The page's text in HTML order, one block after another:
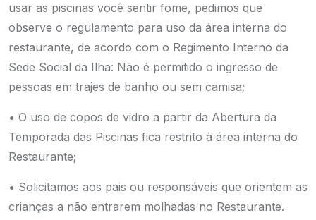
usar as piscinas você sentir fome, pedimos que
observe o regulamento para uso da área interna do
restaurante, de acordo com o Regimento Interno da
Sede Social da Ilha: Não é permitido o ingresso de
pessoas em trajes de banho ou sem camisa;
• O uso de copos de vidro a partir da Abertura da
Temporada das Piscinas fica restrito à área interna do
Restaurante;
• Solicitamos aos pais ou responsáveis que orientem as
crianças a não entrarem molhadas no Restaurante.